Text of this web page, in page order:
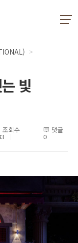
빛
조회수 댓글
0